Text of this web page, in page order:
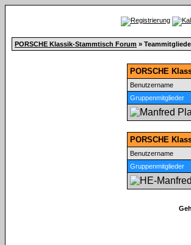
PORSCHE Klassik-Stammtisch Forum »
PORSCHE
Benutzername
Gruppenmitglieder
PORSCHE
Benutzername
Gruppenmitglieder